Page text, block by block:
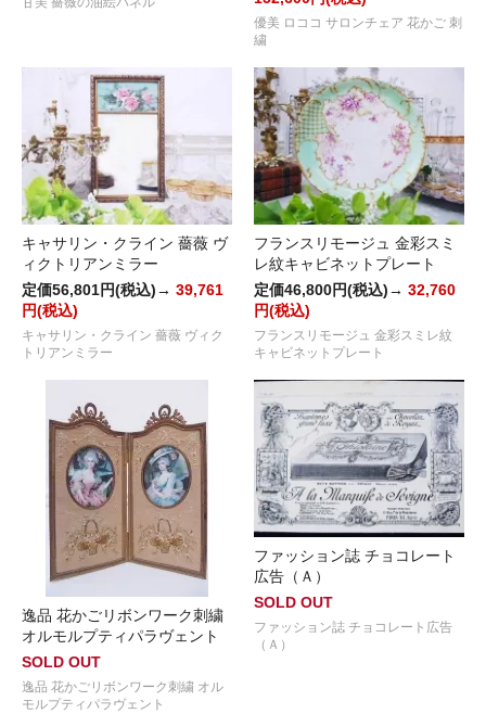
優美 ロココ サロンチェア 花かご 刺
繍
キャサリン・クライン 薔薇 ヴ
ィクトリアンミラー
定価56,801円(税込)→ 39,761
円(税込)
キャサリン・クライン 薔薇 ヴィク
トリアンミラー
フランスリモージュ 金彩スミ
レ紋キャビネットプレート
定価46,800円(税込)→ 32,760
円(税込)
フランスリモージュ 金彩スミレ紋
キャビネットプレート
逸品 花かごリボンワーク刺繍
オルモルプティパラヴェント
SOLD OUT
逸品 花かごリボンワーク刺繍 オル
モルプティパラヴェント
ファッション誌 チョコレート
広告（Ａ）
SOLD OUT
ファッション誌 チョコレート広告
（Ａ）